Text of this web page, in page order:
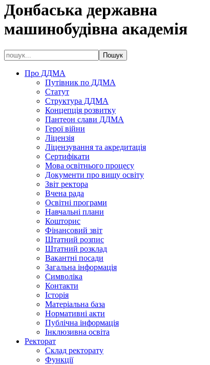
Донбаська державна
машинобудівна академія
Про ДДМА
Путівник по ДДМА
Статут
Структура ДДМА
Концепція розвитку
Пантеон слави ДДМА
Герої війни
Ліцензія
Ліцензування та акредитація
Сертифікати
Мова освітнього процесу
Документи про вищу освіту
Звіт ректора
Вчена рада
Освітні програми
Навчальні плани
Кошторис
Фінансовий звіт
Штатний розпис
Штатний розклад
Вакантні посади
Загальна інформація
Символіка
Контакти
Історія
Матеріальна база
Нормативні акти
Публічна інформація
Інклюзивна освіта
Ректорат
Склад ректорату
Функції